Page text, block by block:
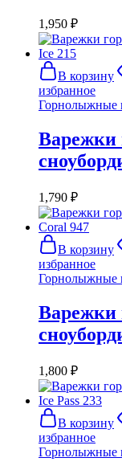
1,950 ₽
В корзину
избранное
Горнолыжные
Варежки
1,790 ₽
В корзину
избранное
Горнолыжные
Варежки
1,800 ₽
В корзину
избранное
Горнолыжные